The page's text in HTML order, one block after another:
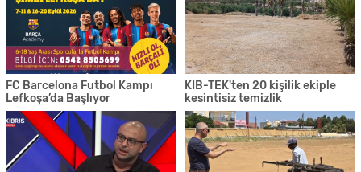
FC Barcelona Futbol Kampı
Lefkoşa’da Başlıyor
KIB-TEK'ten 20 kişilik ekiple
kesintisiz temizlik